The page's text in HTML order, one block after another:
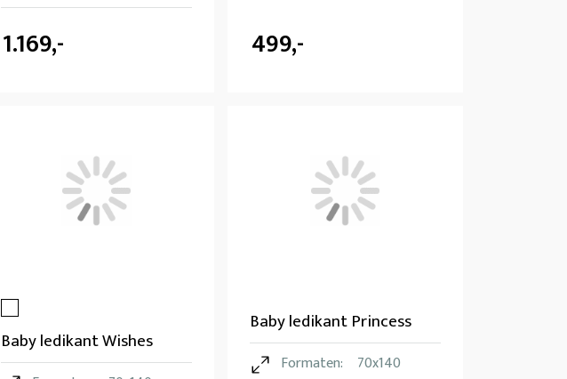
1.169,- 499,-
Baby ledikant Wishes
Baby ledikant Princess
Formaten: 70x140